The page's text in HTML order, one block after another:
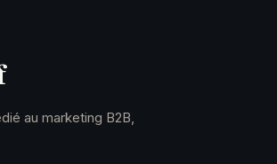
au marketing B2B,